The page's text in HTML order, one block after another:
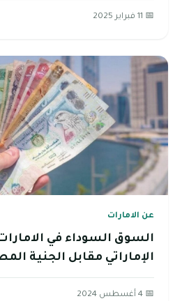
📅 11 فبراير 2025
عن الامارات
السوق السوداء في
الإماراتي مقابل الجنية
📅 4 أغسطس 2024